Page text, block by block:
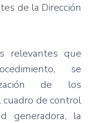
de la Dirección
relevantes que
se
de los
de control
generadora, la